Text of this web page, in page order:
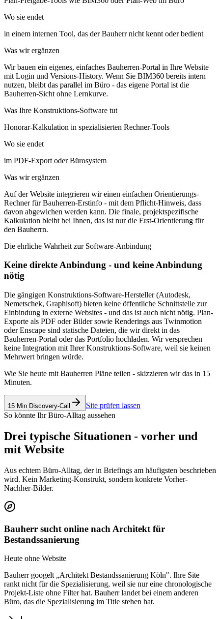
Wo sie endet
in einem internen Tool, das der Bauherr nicht kennt oder bedient
Was wir ergänzen
Wir bauen ein eigenes, einfaches Bauherren-Portal in Ihre Website
mit Login und Versions-History. Wenn Sie BIM360 bereits intern
nutzen, bleibt das parallel im Büro - das eigene Portal ist die
Bauherren-Sicht ohne Lernkurve.
Was Ihre Konstruktions-Software tut
Honorar-Kalkulation in spezialisierten Rechner-Tools
Wo sie endet
im PDF-Export oder Bürosystem
Was wir ergänzen
Auf der Website integrieren wir einen einfachen Orientierungs-
Rechner für Bauherren-Erstinfo - mit dem Pflicht-Hinweis, dass
davon abgewichen werden kann. Die finale, projektspezifische
Kalkulation bleibt bei Ihnen, das ist nur die Erst-Orientierung für
den Bauherrn.
Die ehrliche Wahrheit zur Software-Anbindung
Keine direkte Anbindung - und keine Anbindung
nötig
Die gängigen Konstruktions-Software-Hersteller (Autodesk,
Nemetschek, Graphisoft) bieten keine öffentliche Schnittstelle zur
Einbindung in externe Websites - und das ist auch nicht nötig. Plan-
Exporte als PDF oder Bilder sowie Renderings aus Twinmotion
oder Enscape sind statische Dateien, die wir direkt in das
Bauherren-Portal oder das Portfolio hochladen. Wir versprechen
keine Integration mit Ihrer Konstruktions-Software, weil sie keinen
Mehrwert bringen würde.
Wie Sie heute mit Bauherren Pläne teilen - skizzieren wir das in 15
Minuten.
15 Min Discovery-Call
Site prüfen lassen
So könnte Ihr Büro-Alltag aussehen
Drei typische Situationen - vorher und
mit Website
Aus echtem Büro-Alltag, der in Briefings am häufigsten beschrieben
wird. Kein Marketing-Konstrukt, sondern konkrete Vorher-
Nachher-Bilder.
Bauherr sucht online nach Architekt für
Bestandssanierung
Heute ohne Website
Bauherr googelt „Architekt Bestandssanierung Köln". Ihre Site
rankt nicht für die Spezialisierung, weil sie nur eine chronologische
Projekt-Liste ohne Filter hat. Bauherr landet bei einem anderen
Büro, das die Spezialisierung im Title stehen hat.